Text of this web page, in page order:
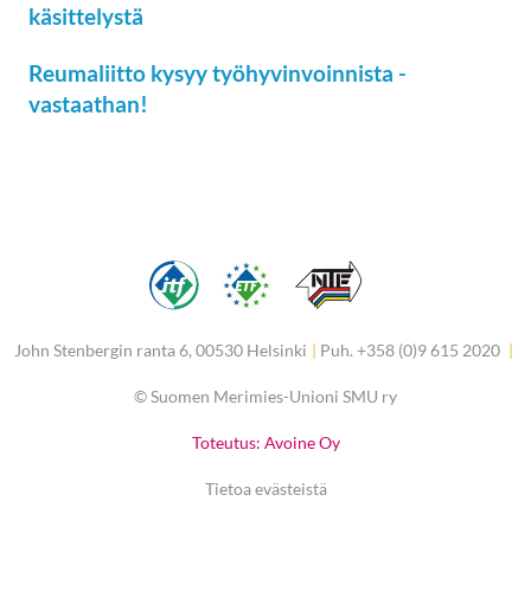
käsittelystä
Reumaliitto kysyy työhyvinvoinnista -
vastaathan!
John Stenbergin ranta 6, 00530 Helsinki | Puh. +358 (0)9 615 2020 |
©Suomen Merimies-Unioni SMU ry
Toteutus: Avoine Oy
Tietoa evästeistä